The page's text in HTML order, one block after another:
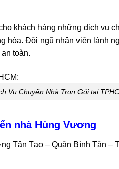
khách hàng những dịch vụ
hóa. Đội ngũ nhân viên lành
toàn.
Vụ Chuyển Nhà Trọn Gói tại
nhà Hùng Vương
Tân Tạo – Quận Bình Tân –